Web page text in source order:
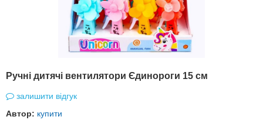
Ручні дитячі вентилятори Єдинороги 15 см
залишити відгук
Автор: купити